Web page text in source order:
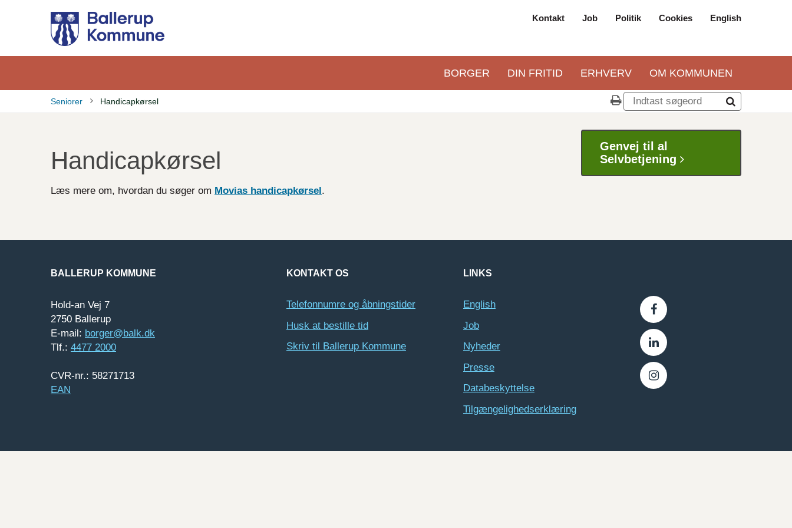
hovedindhold
navigation
Kontakt Job Politik Cookies English
Primær
BORGER DIN FRITID ERHVERV OM KOMMUNEN
Seniorer Handicapkørsel
Handicapkørsel
Læs mere om, hvordan du søger om Movias handicapkørsel.
Genvej til al
Selvbetjening
BALLERUP KOMMUNE
Hold-an Vej 7
2750 Ballerup
E-mail: borger@balk.dk
Tlf.: 4477 2000
CVR-nr.: 58271713
EAN
KONTAKT OS
Telefonnumre og åbningstider
Husk at bestille tid
Skriv til Ballerup Kommune
LINKS
English
Job
Nyheder
Presse
Databeskyttelse
Tilgængelighedserklæring